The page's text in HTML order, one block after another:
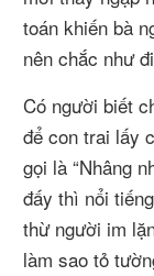
toán khiến bà
nên chắc như
Có người biết
để con trai lấy
gọi là “Nhâng
đấy thì nổi
thừ người im
làm sao tỏ